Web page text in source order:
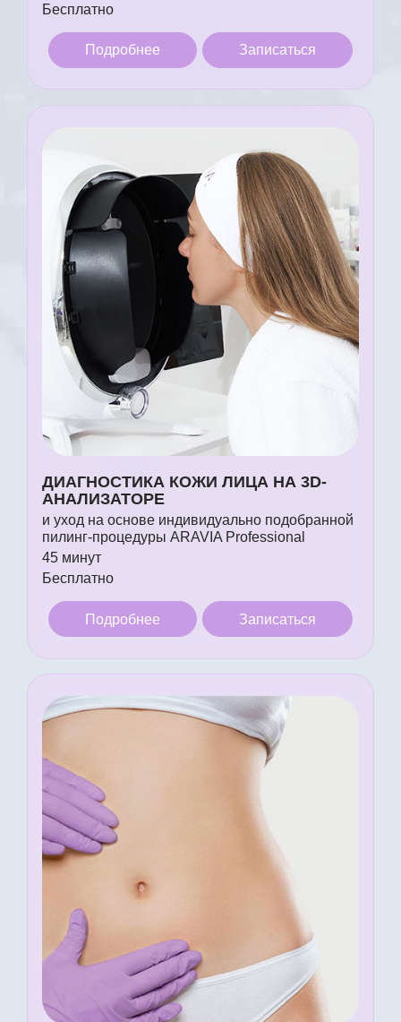
Бесплатно
Подробнее Записаться
ДИАГНОСТИКА КОЖИ ЛИЦА НА 3D-
АНАЛИЗАТОРЕ
и уход на основе индивидуально подобранной
пилинг-процедуры ARAVIA Professional
45 минут
Бесплатно
Подробнее Записаться